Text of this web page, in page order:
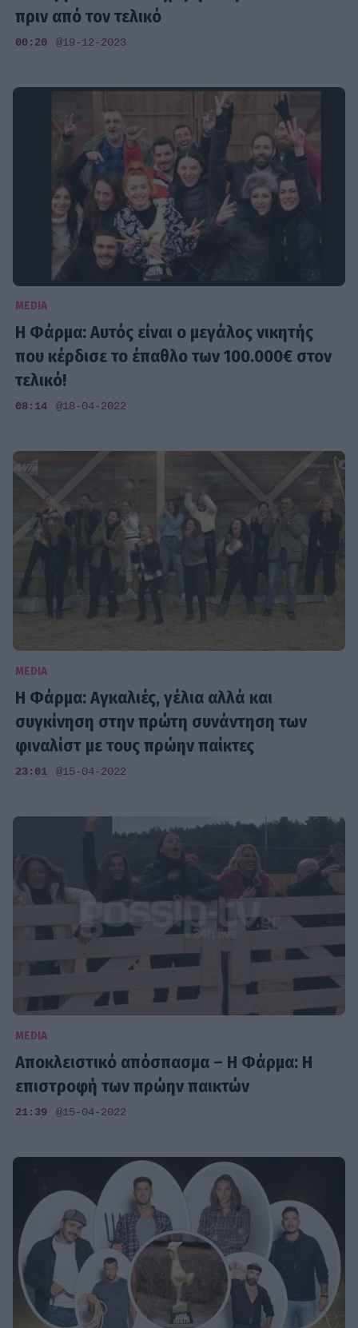
πριν από τον τελικό
00:20 @19-12-2023
MEDIA
Η Φάρμα: Αυτός είναι ο μεγάλος νικητής
που κέρδισε το έπαθλο των 100.000€ στον
τελικό!
08:14 @18-04-2022
MEDIA
H Φάρμα: Αγκαλιές, γέλια αλλά και
συγκίνηση στην πρώτη συνάντηση των
φιναλίστ με τους πρώην παίκτες
23:01 @15-04-2022
MEDIA
Αποκλειστικό απόσπασμα – Η Φάρμα: Η
επιστροφή των πρώην παικτών
21:39 @15-04-2022